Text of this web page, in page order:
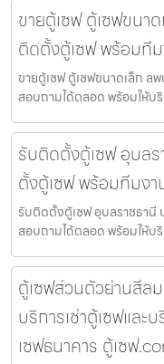
ขายตู้เซฟ ตู้เซฟขนา
ติดตั้งตู้เซฟ พร้อมที
ขายตู้เซฟ ตู้เซฟขนาดเล็ก ล
สอบถามได้ตลอด พร้อมให้บ
รับติดตั้งตู้เซฟ อุบล
ตั้งตู้เซฟ พร้อมทีมง
รับติดตั้งตู้เซฟ อุบลราชธานี
สอบถามได้ตลอด พร้อมให้บ
ตู้เซฟส่วนตัวย่านสีล
บริการเช่าตู้เซฟและ
เซฟธนาคาร ตู้เซฟ